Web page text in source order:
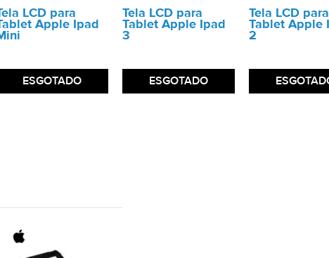
LCD para
Apple Ipad
ESGOTADO
Tela LCD para
Tablet Apple Ipad
3
ESGOTADO
Tela LCD para
Tablet Apple
2